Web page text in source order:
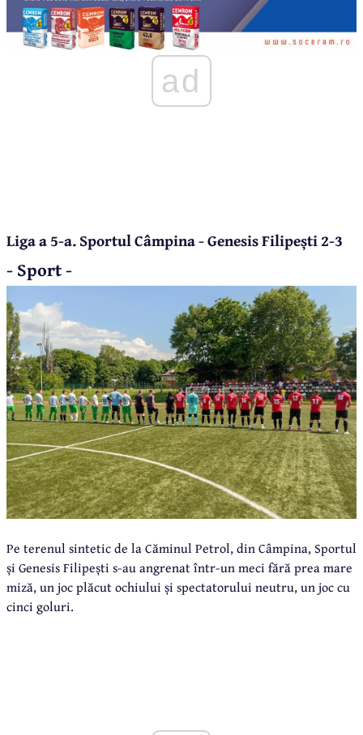
ad
Liga a 5-a. Sportul Câmpina - Genesis Filipești 2-3
- Sport -
Pe terenul sintetic de la Căminul Petrol, din Câmpina, Sportul
și Genesis Filipești s-au angrenat într-un meci fără prea mare
miză, un joc plăcut ochiului și spectatorului neutru, un joc cu
cinci goluri.